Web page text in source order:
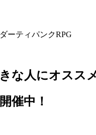
ーティパンクRPG
な人にオスス
催中！